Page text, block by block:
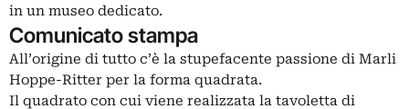
in un museo dedicato.
Comunicato stampa
All’origine di tutto c’è la stupefacente passione di Marli
Hoppe-Ritter per la forma quadrata.
Il quadrato con cui viene realizzata la tavoletta di